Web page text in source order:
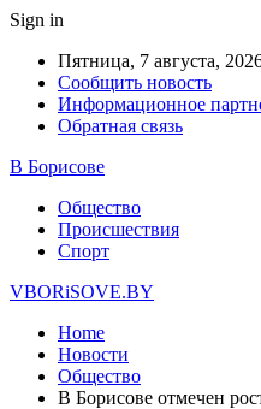
Sign in
Пятница, 7 августа,
Сообщить новость
Информационное
Обратная связь
В Борисове
Общество
Происшествия
Спорт
VBORiSOVE.BY
Home
Новости
Общество
В Борисове отмечен